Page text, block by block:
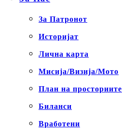
За Патронот
Историјат
Лична карта
Мисија/Визија/Мото
План на просториите
Биланси
Вработени